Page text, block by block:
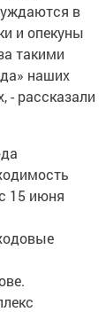
в
и опекуны
такими
наших
- рассказали
15 июня